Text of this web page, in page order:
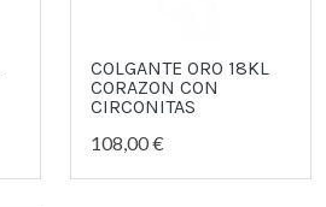
COLGANTE ORO 18KL
CORAZON CON
CIRCONITAS
108,00 €